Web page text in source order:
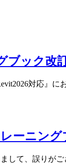
ック改
対応』
ーニング
して、誤り